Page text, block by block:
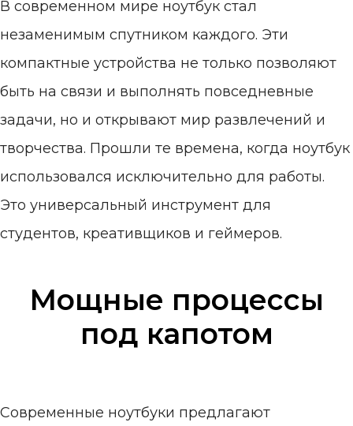
В современном мире ноутбук стал
незаменимым спутником каждого. Эти
компактные устройства не только позволяют
быть на связи и выполнять повседневные
задачи, но и открывают мир развлечений и
творчества. Прошли те времена, когда ноутбук
использовался исключительно для работы.
Это универсальный инструмент для
студентов, креативщиков и геймеров.
Мощные процессы
под капотом
Современные ноутбуки предлагают